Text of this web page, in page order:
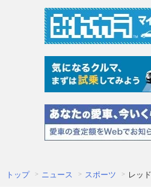
トップ ニュース スポーツ レッ